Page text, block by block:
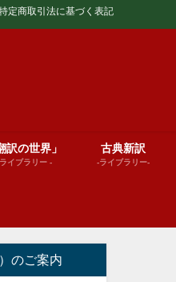
定商取引法に基づく表記
訳の世界」
イブラリー -
古典新訳
-ライブラリー-
のご案内